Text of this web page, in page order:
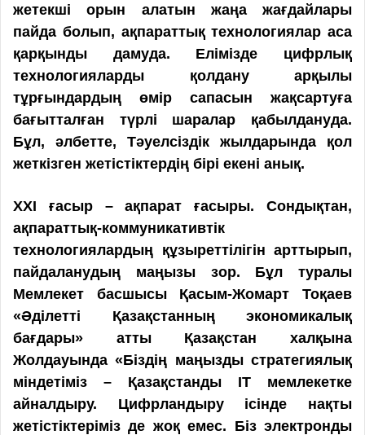
жетекші орын алатын жаңа жағдайлары
пайда болып, ақпараттық технологиялар аса
қарқынды дамуда. Елімізде цифрлық
технологияларды қолдану арқылы
тұрғындардың өмір сапасын жақсартуға
бағытталған түрлі шаралар қабылдануда.
Бұл, әлбетте, Тәуелсіздік жылдарында қол
жеткізген жетістіктердің бірі екені анық.
ХХІ ғасыр – ақпарат ғасыры. Сондықтан,
ақпараттық-коммуникативтік
технологиялардың құзыреттілігін арттырып,
пайдаланудың маңызы зор. Бұл туралы
Мемлекет басшысы Қасым-Жомарт Тоқаев
«Әділетті Қазақстанның экономикалық
бағдары» атты Қазақстан халқына
Жолдауында «Біздің маңызды стратегиялық
міндетіміз – Қазақстанды ІТ мемлекетке
айналдыру. Цифрландыру ісінде нақты
жетістіктеріміз де жоқ емес. Біз электронды